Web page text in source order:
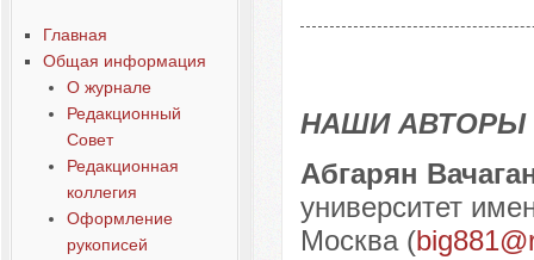
Наши авторы № 7-2023
Главная
Общая информация
О журнале
Редакционный
Совет
Редакционная
коллегия
Оформление
рукописей
НАШИ АВТОРЫ
Абгарян
университет
Москва (